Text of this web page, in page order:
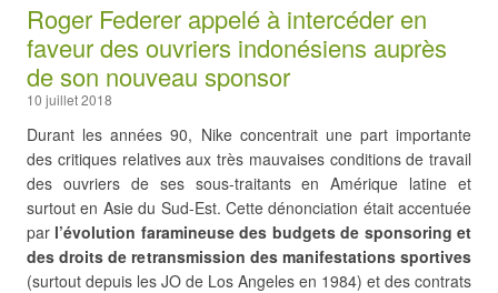
Roger Federer appelé à intercéder en
faveur des ouvriers indonésiens auprès
de son nouveau sponsor
10 juillet 2018
Durant les années 90, Nike concentrait une part importante
des critiques relatives aux très mauvaises conditions de travail
des ouvriers de ses sous-traitants en Amérique latine et
surtout en Asie du Sud-Est. Cette dénonciation était accentuée
par l’évolution faramineuse des budgets de sponsoring et
des droits de retransmission des manifestations sportives
(surtout depuis les JO de Los Angeles en 1984) et des contrats